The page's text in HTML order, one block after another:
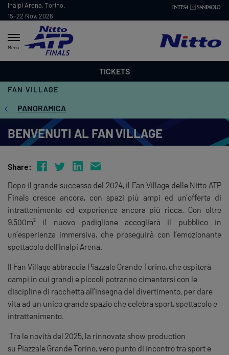
Inalpi Arena, Torino.
15-22 Nov, 2026
Menu
TICKETS
FAN VILLAGE
PANORAMICA
BENVENUTI AL FAN VILLAGE
Share:
Dopo il grande successo del 2024, il Fan Village delle Nitto ATP
Finals cresce ancora, con spazi più ampi ed un’offerta di
intrattenimento ed experience ancora più ricca. Con oltre
9.500m² il nuovo padiglione accoglierà il pubblico in
un’esperienza immersiva, che proseguirà con l’emozionante
spettacolo dell’Inalpi Arena.
Il Fan Villageabbraccia Piazzale Grande Torino, che ospiterà
campi in cui grandi e piccoli potranno cimentarsi con le
discipline di racchetta all’insegna del divertimento, per dare
vita ad un unico grande spazio che celebra sport, spettacolo e
intrattenimento.
Tra le novità del 2025, la rinnovata show production
su Piazzale Grande Torino, vero punto di incontro tra sport e